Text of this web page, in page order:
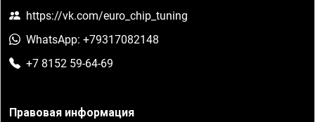
https://vk.com/euro_chip_tuning
WhatsApp: +79317082148
+7 8152 59-64-69
Правовая информация